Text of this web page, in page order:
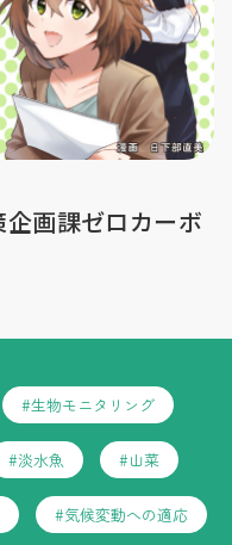
企画課ゼロカーボ
#生物モニタリング
#淡水魚 #山菜
#気候変動への適応